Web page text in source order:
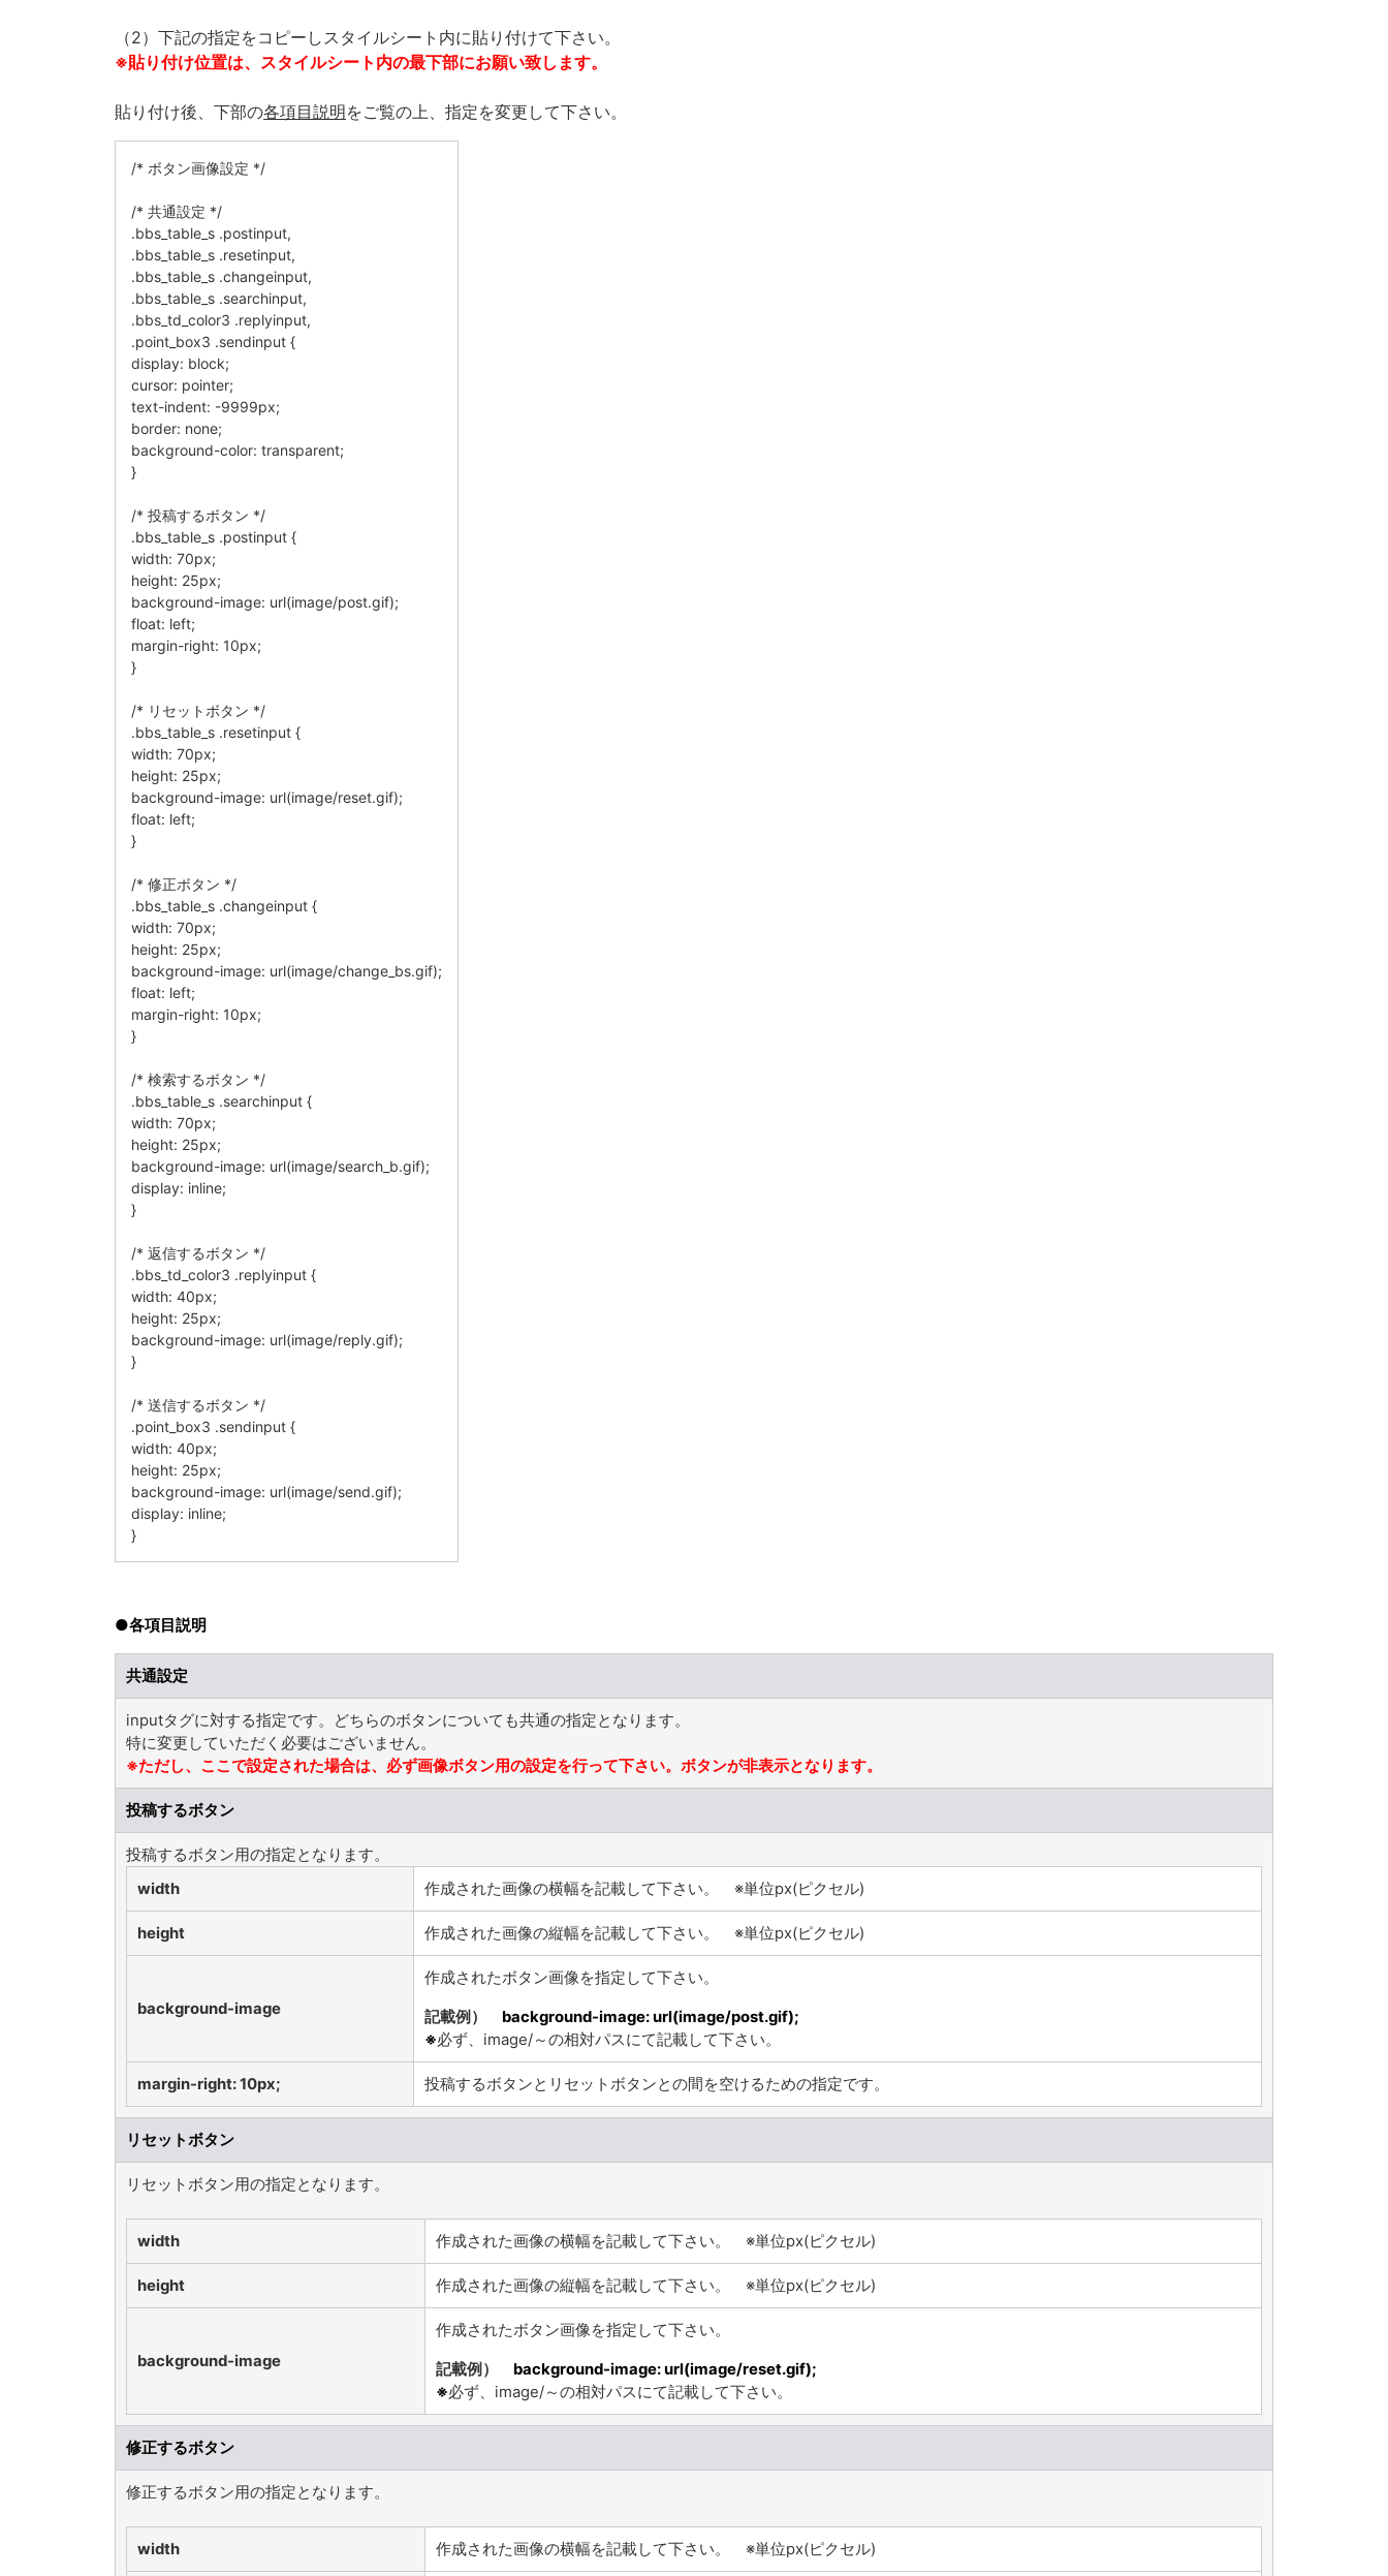
（2）下記の指定をコピーしスタイルシート内に貼り付けて下さい。
※貼り付け位置は、スタイルシート内の最下部にお願い致します。
貼り付け後、下部の各項目説明をご覧の上、指定を変更して下さい。
/* ボタン画像設定 */
/* 共通設定 */
.bbs_table_s .postinput,
.bbs_table_s .resetinput,
.bbs_table_s .changeinput,
.bbs_table_s .searchinput,
.bbs_td_color3 .replyinput,
.point_box3 .sendinput {
display: block;
cursor: pointer;
text-indent: -9999px;
border: none;
background-color: transparent;
}
/* 投稿するボタン */
.bbs_table_s .postinput {
width: 70px;
height: 25px;
background-image: url(image/post.gif);
float: left;
margin-right: 10px;
}
/* リセットボタン */
.bbs_table_s .resetinput {
width: 70px;
height: 25px;
background-image: url(image/reset.gif);
float: left;
}
/* 修正ボタン */
.bbs_table_s .changeinput {
width: 70px;
height: 25px;
background-image: url(image/change_bs.gif);
float: left;
margin-right: 10px;
}
/* 検索するボタン */
.bbs_table_s .searchinput {
width: 70px;
height: 25px;
background-image: url(image/search_b.gif);
display: inline;
}
/* 返信するボタン */
.bbs_td_color3 .replyinput {
width: 40px;
height: 25px;
background-image: url(image/reply.gif);
}
/* 送信するボタン */
.point_box3 .sendinput {
width: 40px;
height: 25px;
background-image: url(image/send.gif);
display: inline;
}
●各項目説明
共通設定
inputタグに対する指定です。どちらのボタンについても共通の指定となります。
特に変更していただく必要はございません。
※ただし、ここで設定された場合は、必ず画像ボタン用の設定を行って下さい。ボタンが非表示となります。
投稿するボタン
投稿するボタン用の指定となります。
width
作成された画像の横幅を記載して下さい。 ※単位px(ピクセル)
height 作成された画像の縦幅を記載して下さい。 ※単位px(ピクセル)
background-image
作成されたボタン画像を指定して下さい。
記載例）
background-image: url(image/post.gif);
※必ず、image/～の相対パスにて記載して下さい。
margin-right: 10px; 投稿するボタンとリセットボタンとの間を空けるための指定です。
リセットボタン
リセットボタン用の指定となります。
width 作成された画像の横幅を記載して下さい。 ※単位px(ピクセル)
height 作成された画像の縦幅を記載して下さい。 ※単位px(ピクセル)
background-image
作成されたボタン画像を指定して下さい。
記載例）
background-image: url(image/reset.gif);
※必ず、image/～の相対パスにて記載して下さい。
修正するボタン
修正するボタン用の指定となります。
width 作成された画像の横幅を記載して下さい。 ※単位px(ピクセル)